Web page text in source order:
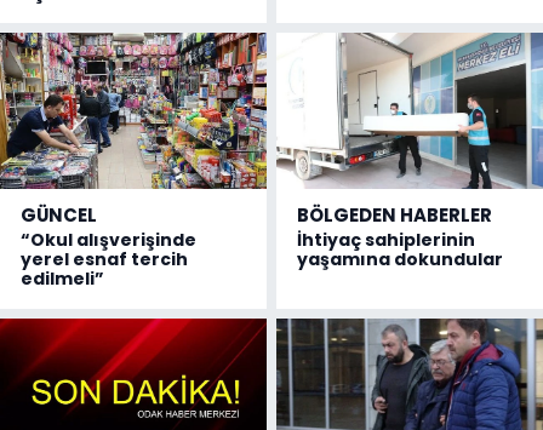
GÜNCEL
“Okul alışverişinde
yerel esnaf tercih
edilmeli”
BÖLGEDEN HABERLER
İhtiyaç sahiplerinin
yaşamına dokundular